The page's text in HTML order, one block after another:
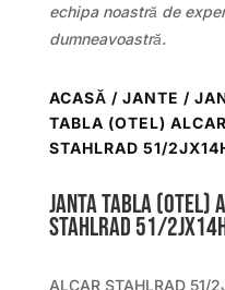
echipa noastră de
dumneavoastră.
ACASĂ / JANTE /
TABLA (OTEL)
STAHLRAD 51/
Janta tabla (otel)
STAHLRAD 51/
ALCAR STAHLRAD